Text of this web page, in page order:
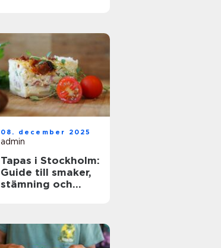
08. december 2025
admin
Tapas i Stockholm:
Guide till smaker,
stämning och